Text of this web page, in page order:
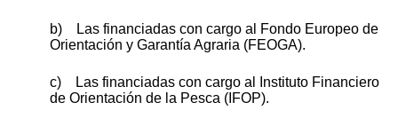
b) Las financiadas con cargo al Fondo Europeo de
Orientación y Garantía Agraria (FEOGA).
c) Las financiadas con cargo al Instituto Financiero
de Orientación de la Pesca (IFOP).